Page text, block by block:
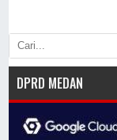
DPRD MEDAN